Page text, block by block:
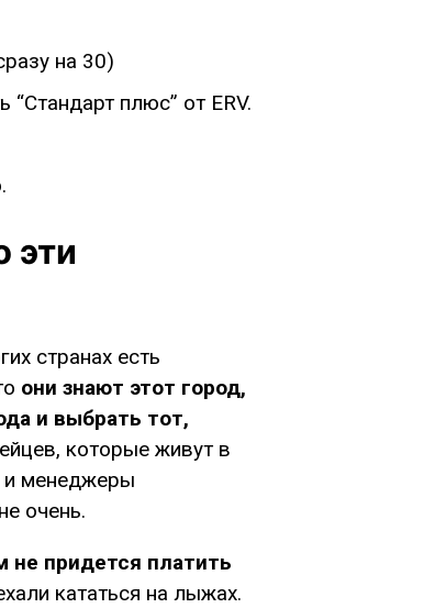
на 30)
плюс” от ERV.
эти
странах есть
они знают этот город,
и выбрать тот,
которые живут в
и менеджеры
очень.
не придется платить
кататься на лыжах.